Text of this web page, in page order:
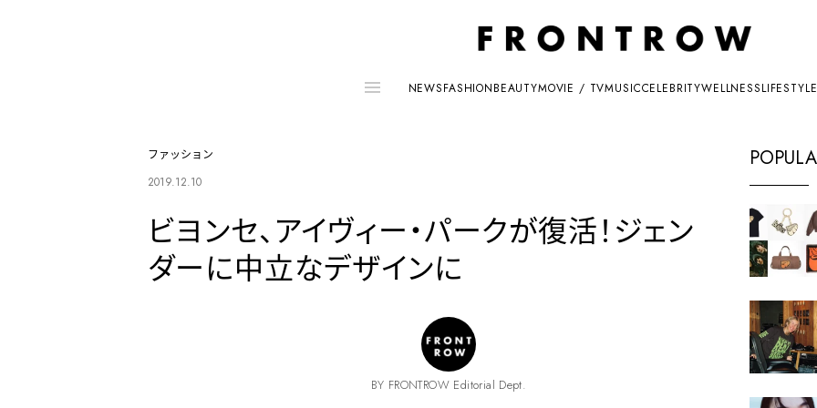
NEWSFASHIONBEAUTYMOVIE / TVMUSICCELEBRITYWELLNESSLIFESTYLE
ファッション
2019.12.10
ビヨンセ、アイヴィー・パークが復活！ジェン
ダーに中立なデザインに
BY FRONTROW Editorial Dept.